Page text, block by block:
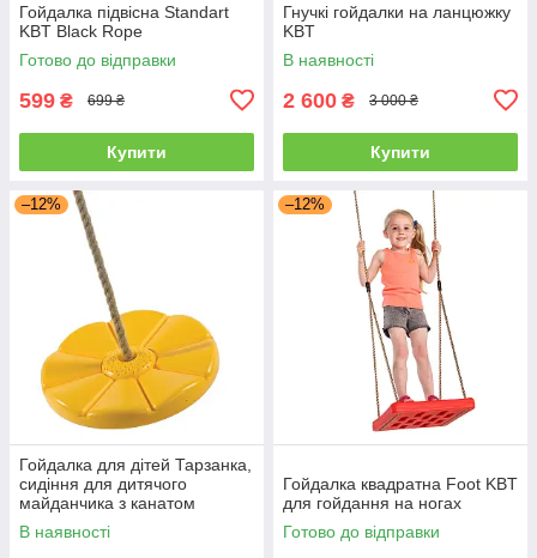
Гойдалка підвісна Standart
KBT Black Rope
Готово до відправки
599 ₴ 699 ₴
Купити
Гнучкі гойдалки на ланцюжку
KBT
В наявності
2 600 ₴ 3 000 ₴
Купити
–12%
Гойдалка для дітей Тарзанка,
сидіння для дитячого
майданчика з канатом
В наявності
–12%
Гойдалка квадратна Foot KBT
для гойдання на ногах
Готово до відправки